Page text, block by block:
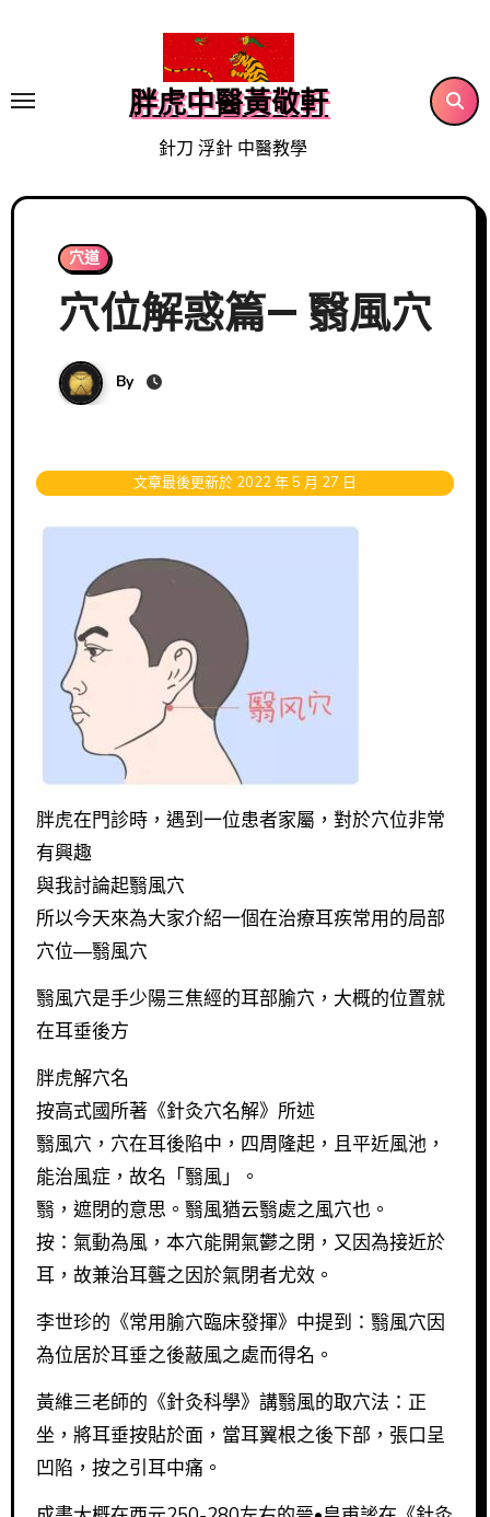
胖虎中醫黃敬軒
針刀 浮針 中醫教學
穴道
穴位解惑篇— 翳風穴
By
文章最後更新於 2022 年 5 月 27 日
胖虎在門診時，遇到一位患者家屬，對於穴位非常
有興趣
與我討論起翳風穴
所以今天來為大家介紹一個在治療耳疾常用的局部
穴位—翳風穴
翳風穴是手少陽三焦經的耳部腧穴，大概的位置就
在耳垂後方
胖虎解穴名
按高式國所著《針灸穴名解》所述
翳風穴，穴在耳後陷中，四周隆起，且平近風池，
能治風症，故名「翳風」。
翳，遮閉的意思。翳風猶云翳處之風穴也。
按：氣動為風，本穴能開氣鬱之閉，又因為接近於
耳，故兼治耳聾之因於氣閉者尤效。
李世珍的《常用腧穴臨床發揮》中提到：翳風穴因
為位居於耳垂之後蔽風之處而得名。
黃維三老師的《針灸科學》講翳風的取穴法：正
坐，將耳垂按貼於面，當耳翼根之後下部，張口呈
凹陷，按之引耳中痛。